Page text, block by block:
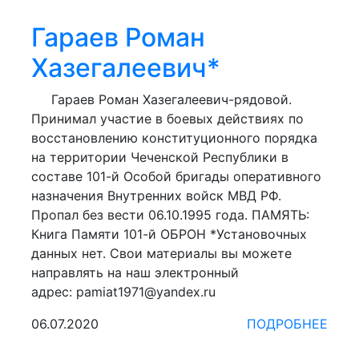
Гараев Роман
Хазегалеевич*
Гараев Роман Хазегалеевич-рядовой.
Принимал участие в боевых действиях по
восстановлению конституционного порядка
на территории Чеченской Республики в
составе 101-й Особой бригады оперативного
назначения Внутренних войск МВД РФ.
Пропал без вести 06.10.1995 года. ПАМЯТЬ:
Книга Памяти 101-й ОБРОН *Установочных
данных нет. Свои материалы вы можете
направлять на наш электронный
адрес: pamiat1971@yandex.ru
06.07.2020
ПОДРОБНЕЕ